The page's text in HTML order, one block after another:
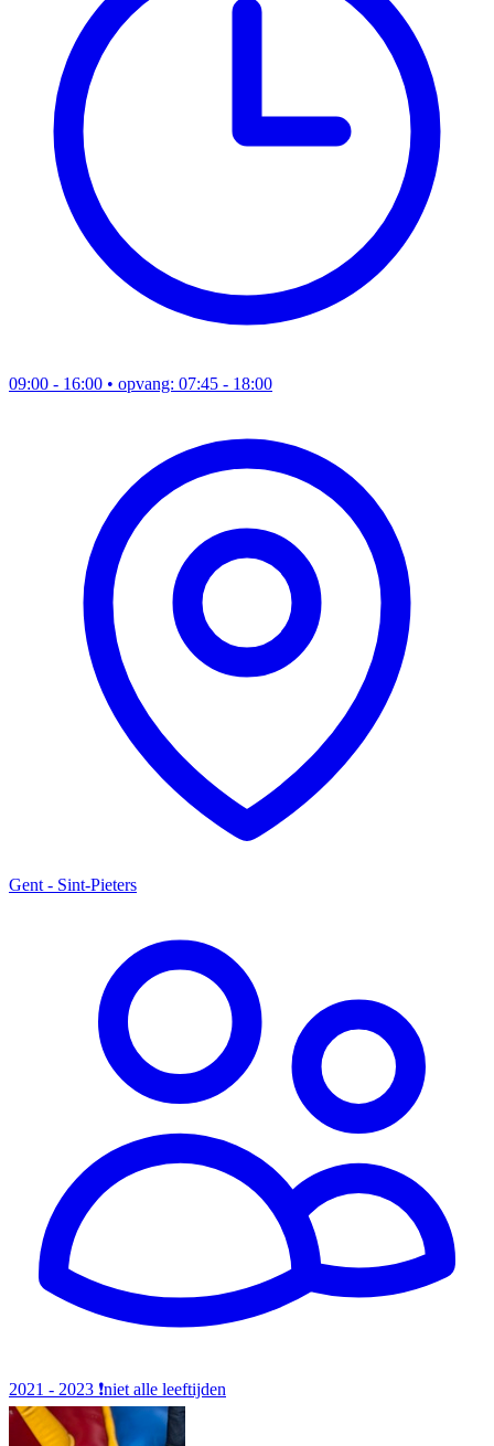
09:00 - 16:00 • opvang: 07:45 - 18:00
Gent - Sint-Pieters
2021 - 2023 ❗️niet alle leeftijden